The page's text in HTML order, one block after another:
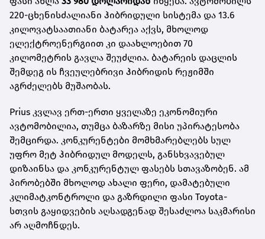
220-ცხენისძალიანი ჰიბრიდული სისტემა და 13.6
კილოვატსაათიანი ბატარეა აქვს, მხოლოდ
ელექტროენერგიით კი დაახლოებით 70
კილომეტრის გავლა შეუძლია. ბატარეის დაცლის
შემდეგ ის ჩვეულებრივი ჰიბრიდის რეჟიმში
აგრძელებს მუშაობას.
Prius კვლავ ერთ-ერთი ყველაზე ეკონომიური
ავტომობილია, თუმცა ბაზარზე მისი უპირატესობა
შემცირდა. კონკურენტები მომხმარებლებს სულ
უფრო მეტ ჰიბრიდულ მოდელს, განსხვავებულ
დიზაინსა და კონკურენტულ ფასებს სთავაზობენ. ამ
პირობებში მხოლოდ ახალი ფერი, დამატებული
კლიმატკონტროლი და გაზრდილი ფასი Toyota-
სთვის გაყიდვების აღსადგენად შესაძლოა საკმარისი
არ აღმოჩნდეს.